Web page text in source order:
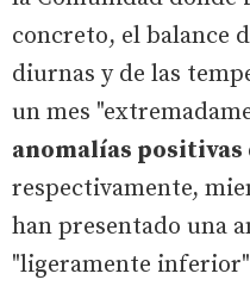
concreto, el balance
diurnas y de las
un mes
anomalías positivas
respectivamente,
han presentado una
"ligeramente inferior"